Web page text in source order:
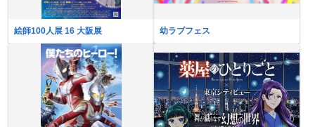
絵師100人展 16 大阪展 幼ラブフェス